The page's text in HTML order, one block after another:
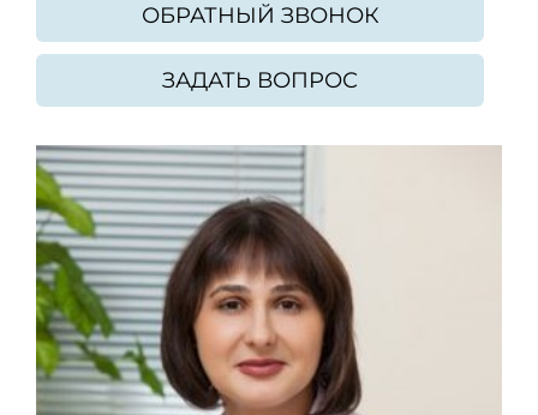
ОБРАТНЫЙ ЗВОНОК
ЗАДАТЬ ВОПРОС